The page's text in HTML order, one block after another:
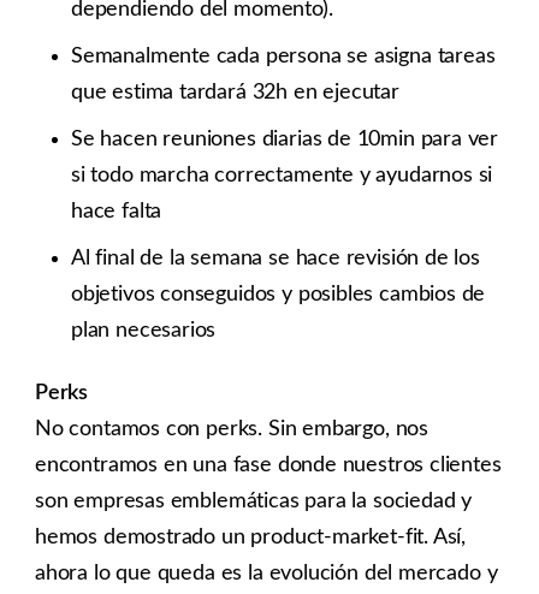
dependiendo del momento).
Semanalmente cada persona se asigna tareas
que estima tardará 32h en ejecutar
Se hacen reuniones diarias de 10min para ver
si todo marcha correctamente y ayudarnos si
hace falta
Al final de la semana se hace revisión de los
objetivos conseguidos y posibles cambios de
plan necesarios
Perks
No contamos con perks. Sin embargo, nos
encontramos en una fase donde nuestros clientes
son empresas emblemáticas para la sociedad y
hemos demostrado un product-market-fit. Así,
ahora lo que queda es la evolución del mercado y